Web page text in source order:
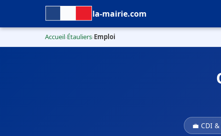
la-mairie.com
Accueil›Étauliers›Emploi
💼 CDI &